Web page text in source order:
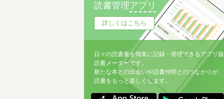
読書管理アプリ
詳しくはこちら
日々の読書量を簡単に記録・管理できるアプリ版
読書メーターです。
新たな本との出会いや読書仲間とのつながりが、
読書をもっと楽しくします。